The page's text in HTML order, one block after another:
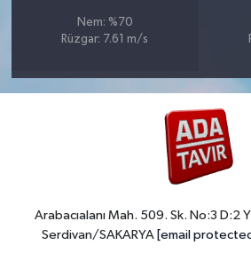
Nem: %70
Rüzgar: 7.61 m/s
Arabacıalanı Mah. 509. Sk. No:3 D:2
Serdivan/SAKARYA [email